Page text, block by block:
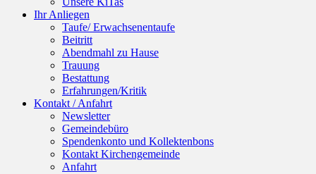
Ihr Anliegen
Taufe/ Erwachsenentaufe
Beitritt
Abendmahl zu Hause
Trauung
Bestattung
Erfahrungen/Kritik
Kontakt / Anfahrt
Newsletter
Gemeindebüro
Spendenkonto und Kollektenbons
Kontakt Kirchengemeinde
Anfahrt